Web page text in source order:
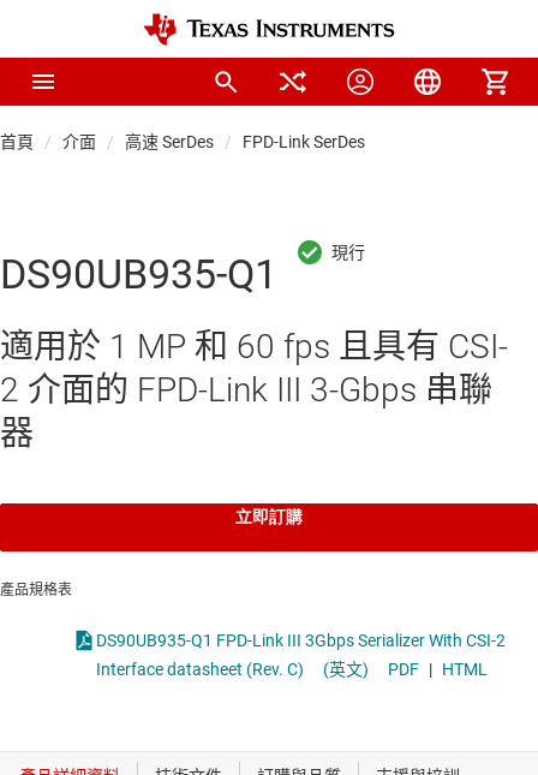
首頁 介面 高速 SerDes FPD-Link SerDes
DS90UB935-Q1
適用於 1 MP 和 60 fps 且具有 CSI-
2 介面的 FPD-Link III 3-Gbps 串聯
器
立即訂購
產品規格表
DS90UB935-Q1 FPD-Link III 3Gbps Serializer With CSI-2
Interface datasheet (Rev. C)
(英文) PDF | HTML